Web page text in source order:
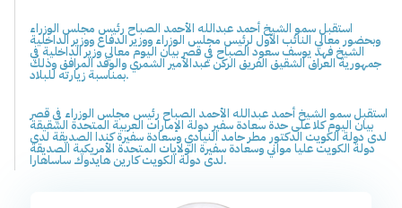
استقبل سمو الشيخ أحمد عبدالله الأحمد الصباح رئيس مجلس الوزراء
وبحضور معالي النائب الأول لرئيس مجلس الوزراء ووزير الدفاع ووزير الداخلية
الشيخ فهد يوسف سعود الصباح في قصر بيان اليوم معالي وزير الداخلية في
جمهورية العراق الشقيق الفريق الركن عبدالأمير الشمري والوفد المرافق وذلك
بمناسبة زيارته للبلاد.
استقبل سمو الشيخ أحمد عبدالله الأحمد الصباح رئيس مجلس الوزراء في قصر
بيان اليوم كلا على حدة سعادة سفير دولة الإمارات العربية المتحدة الشقيقة
لدى دولة الكويت الدكتور مطر حامد النيادي وسعادة سفيرة كندا الصديقة لدى
دولة الكويت عليا مواني وسعادة سفيرة الولايات المتحدة الأمريكية الصديقة
لدى دولة الكويت كارين هايدوك ساساهارا.